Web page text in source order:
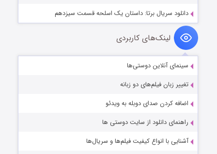
دانلود سریال برتا: داستان یک اسلحه قسمت سیزدهم
لینک‌های کاربردی
سینمای آنلاین دوستی‌ها
تغییر زبان فیلم‌های دو زبانه
اضافه کردن صدای دوبله به ویدئو
راهنمای دانلود از سایت دوستی ها
آشنایی با انواع کیفیت فیلم‌ها و سریال‌ها